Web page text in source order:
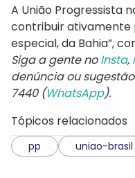
A União Progressista
contribuir ativamente
especial, da Bahia”,
Siga a gente noInsta,
denúncia ou
7440 (WhatsApp).
Tópicos relacionados
pp uniao-brasil